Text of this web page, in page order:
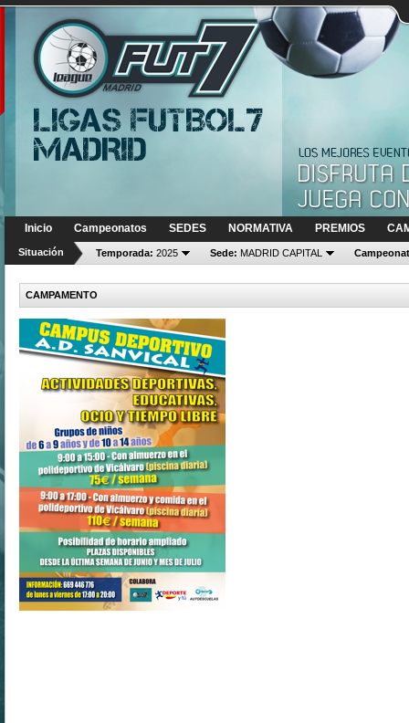
Inicio Campeonatos SEDES NORMATIVA PREMIOS
Situación Temporada: 2025 Sede: MADRID CAPITAL
CAMPAMENTO